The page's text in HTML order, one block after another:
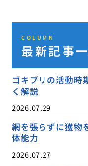
COLUMN
最新記事
ゴキブリの活動時
く解説
2026.07.29
網を張らずに獲物
体能力
2026.07.27